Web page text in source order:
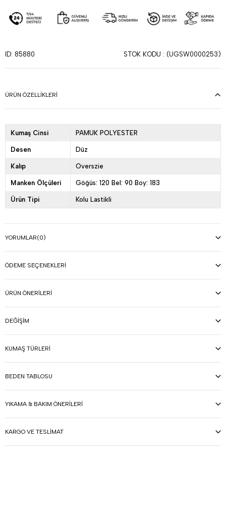
ID: 85880 STOK KODU (UGSW0000253)
ÜRÜN ÖZELLIKLERI
Kumaş Cinsi PAMUK POLYESTER
Desen Düz
Kalıp Overszie
Manken Ölçüleri Göğüs: 120 Bel: 90 Boy: 183
Ürün Tipi Kolu Lastikli
YORUMLAR(0)
ÖDEME SEÇENEKLERI
ÜRÜN ÖNERILERI
DEĞIŞIM
KUMAŞ TÜRLERI
BEDEN TABLOSU
YIKAMA & BAKIM ÖNERILERI
KARGO VE TESLIMAT